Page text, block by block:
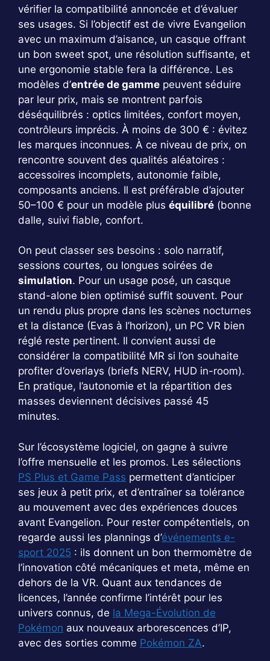
vérifier la compatibilité annoncée et d’évaluer
ses usages. Si l’objectif est de vivre Evangelion
avec un maximum d’aisance, un casque offrant
un bon sweet spot, une résolution suffisante, et
une ergonomie stable fera la différence. Les
modèles d’entrée de gamme peuvent séduire
par leur prix, mais se montrent parfois
déséquilibrés : optics limitées, confort moyen,
contrôleurs imprécis. À moins de 300 € : évitez
les marques inconnues. À ce niveau de prix, on
rencontre souvent des qualités aléatoires :
accessoires incomplets, autonomie faible,
composants anciens. Il est préférable d’ajouter
50–100 € pour un modèle plus équilibré (bonne
dalle, suivi fiable, confort.
On peut classer ses besoins : solo narratif,
sessions courtes, ou longues soirées de
simulation. Pour un usage posé, un casque
stand-alone bien optimisé suffit souvent. Pour
un rendu plus propre dans les scènes nocturnes
et la distance (Evas à l’horizon), un PC VR bien
réglé reste pertinent. Il convient aussi de
considérer la compatibilité MR si l’on souhaite
profiter d’overlays (briefs NERV, HUD in-room).
En pratique, l’autonomie et la répartition des
masses deviennent décisives passé 45
minutes.
Sur l’écosystème logiciel, on gagne à suivre
l’offre mensuelle et les promos. Les sélections
PS Plus et Game Pass permettent d’anticiper
ses jeux à petit prix, et d’entraîner sa tolérance
au mouvement avec des expériences douces
avant Evangelion. Pour rester compétentiels, on
regarde aussi les plannings d’événements e-
sport 2025 : ils donnent un bon thermomètre de
l’innovation côté mécaniques et meta, même en
dehors de la VR. Quant aux tendances de
licences, l’année confirme l’intérêt pour les
univers connus, de la Mega-Évolution de
Pokémon aux nouveaux arborescences d’IP,
avec des sorties comme Pokémon ZA.